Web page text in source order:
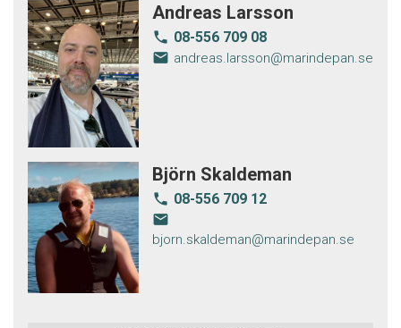
Andreas Larsson
local_phone 08-556 709 08
email andreas.larsson@marindepan.se
Björn Skaldeman
local_phone 08-556 709 12
email
bjorn.skaldeman@marindepan.se